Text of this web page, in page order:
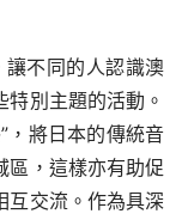
不同的人認識澳
別主題的活動。
，將日本的傳統音
區，這樣亦有助促
互交流。作為具深